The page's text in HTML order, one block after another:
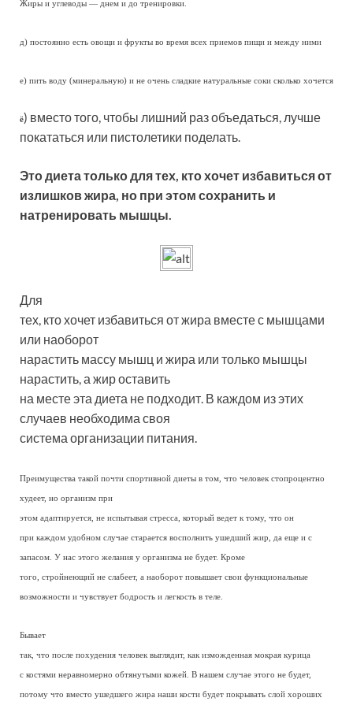
Жиры и углеводы — днем и до тренировки.
д) постоянно есть овощи и фрукты во время всех приемов пищи и между ними
е) пить воду (минеральную) и не очень сладкие натуральные соки сколько хочется
ё) вместо того, чтобы лишний раз объедаться, лучше
покататься или пистолетики поделать.
Это диета только для тех, кто хочет избавиться от
излишков жира, но при этом сохранить и
натренировать мышцы.
Для
тех, кто хочет избавиться от жира вместе с мышцами
или наоборот
нарастить массу мышц и жира или только мышцы
нарастить, а жир оставить
на месте эта диета не подходит. В каждом из этих
случаев необходима своя
система организации питания.
Преимущества такой почти спортивной диеты в том, что человек стопроцентно
худеет, но организм при
этом адаптируется, не испытывая стресса, который ведет к тому, что он
при каждом удобном случае старается восполнить ушедший жир, да еще и с
запасом. У нас этого желания у организма не будет. Кроме
того, стройнеющий не слабеет, а наоборот повышает свои функциональные
возможности и чувствует бодрость и легкость в теле.
Бывает
так, что после похудения человек выглядит, как изможденная мокрая курица
с костями неравномерно обтянутыми кожей. В нашем случае этого не будет,
потому что вместо ушедшего жира наши кости будет покрывать слой хороших